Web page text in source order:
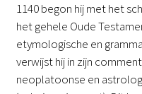
1140 begon hij met het
het gehele Oude
etymologische en
verwijst hij in zijn
neoplatoonse en